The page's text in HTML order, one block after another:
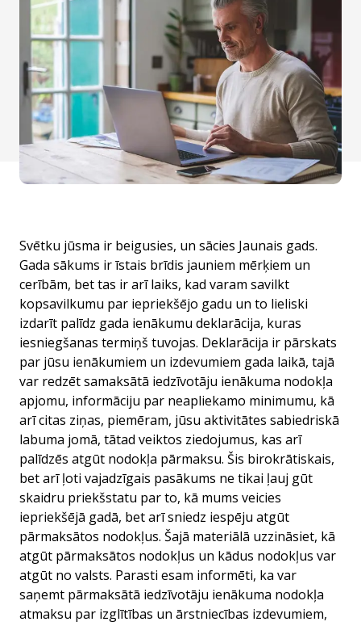
Svētku jūsma ir beigusies, un sācies Jaunais gads.
Gada sākums ir īstais brīdis jauniem mērķiem un
cerībām, bet tas ir arī laiks, kad varam savilkt
kopsavilkumu par iepriekšējo gadu un to lieliski
izdarīt palīdz gada ienākumu deklarācija, kuras
iesniegšanas termiņš tuvojas. Deklarācija ir pārskats
par jūsu ienākumiem un izdevumiem gada laikā, tajā
var redzēt samaksātā iedzīvotāju ienākuma nodokļa
apjomu, informāciju par neapliekamo minimumu, kā
arī citas ziņas, piemēram, jūsu aktivitātes sabiedriskā
labuma jomā, tātad veiktos ziedojumus, kas arī
palīdzēs atgūt nodokļa pārmaksu. Šis birokrātiskais,
bet arī ļoti vajadzīgais pasākums ne tikai ļauj gūt
skaidru priekšstatu par to, kā mums veicies
iepriekšējā gadā, bet arī sniedz iespēju atgūt
pārmaksātos nodokļus. Šajā materiālā uzzināsiet, kā
atgūt pārmaksātos nodokļus un kādus nodokļus var
atgūt no valsts. Parasti esam informēti, ka var
saņemt pārmaksātā iedzīvotāju ienākuma nodokļa
atmaksu par izglītības un ārstniecības izdevumiem,